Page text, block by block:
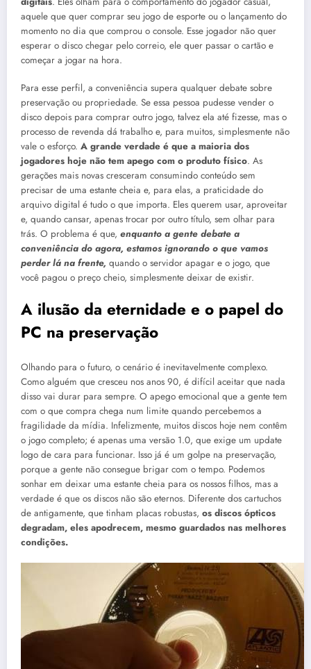
aquele que quer comprar seu jogo de esporte ou o lançamento do
momento no dia que comprou o console. Esse jogador não quer
esperar o disco chegar pelo correio, ele quer passar o cartão e
começar a jogar na hora.
Para esse perfil, a conveniência supera qualquer debate sobre
preservação ou propriedade. Se essa pessoa pudesse vender o
disco depois para comprar outro jogo, talvez ela até fizesse, mas o
processo de revenda dá trabalho e, para muitos, simplesmente não
vale o esforço. A grande verdade é que a maioria dos
jogadores hoje não tem apego com o produto físico. As
gerações mais novas cresceram consumindo conteúdo sem
precisar de uma estante cheia e, para elas, a praticidade do
arquivo digital é tudo o que importa. Eles querem usar, aproveitar
e, quando cansar, apenas trocar por outro título, sem olhar para
trás. O problema é que, enquanto a gente debate a
conveniência do agora, estamos ignorando o que vamos
perder lá na frente, quando o servidor apagar e o jogo, que
você pagou o preço cheio, simplesmente deixar de existir.
A ilusão da eternidade e o papel do
PC na preservação
Olhando para o futuro, o cenário é inevitavelmente complexo.
Como alguém que cresceu nos anos 90, é difícil aceitar que nada
disso vai durar para sempre. O apego emocional que a gente tem
com o que compra chega num limite quando percebemos a
fragilidade da mídia. Infelizmente, muitos discos hoje nem contêm
o jogo completo; é apenas uma versão 1.0, que exige um update
logo de cara para funcionar. Isso já é um golpe na preservação,
porque a gente não consegue brigar com o tempo. Podemos
sonhar em deixar uma estante cheia para os nossos filhos, mas a
verdade é que os discos não são eternos. Diferente dos cartuchos
de antigamente, que tinham placas robustas, os discos ópticos
degradam, eles apodrecem, mesmo guardados nas melhores
condições.